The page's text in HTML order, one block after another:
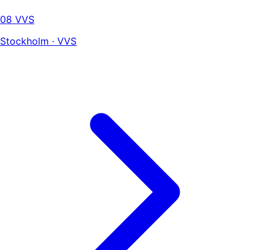
08 VVS
Stockholm · VVS